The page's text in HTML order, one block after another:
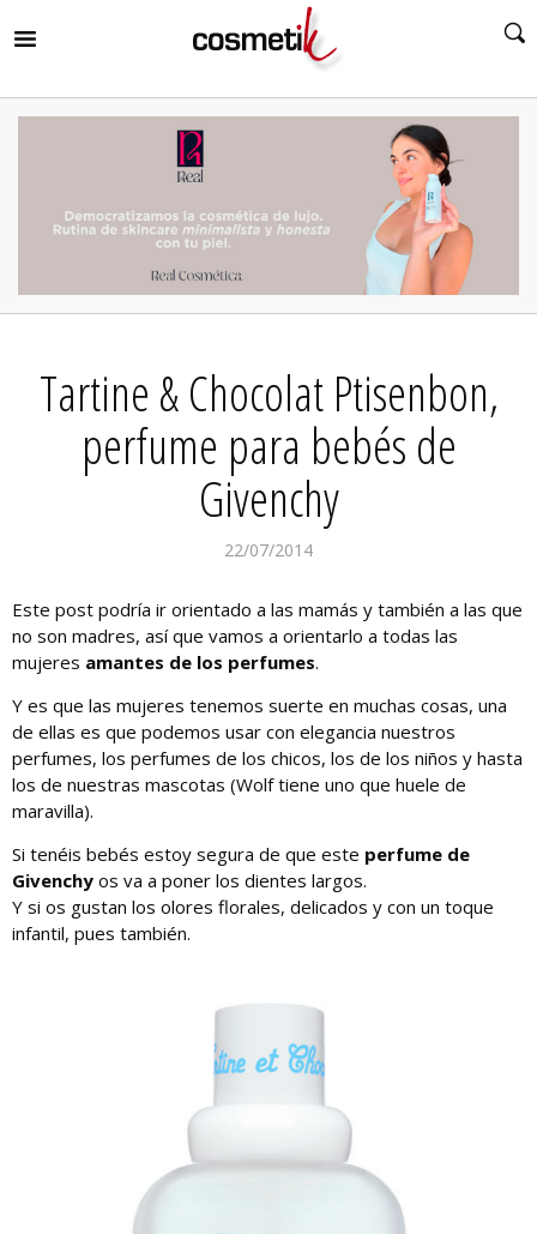
Tartine & Chocolat Ptisenbon,
perfume para bebés de
Givenchy
22/07/2014
Este post podría ir orientado a las mamás y también a las que
no son madres, así que vamos a orientarlo a todas las
mujeres amantes de los perfumes.
Y es que las mujeres tenemos suerte en muchas cosas, una
de ellas es que podemos usar con elegancia nuestros
perfumes, los perfumes de los chicos, los de los niños y hasta
los de nuestras mascotas (Wolf tiene uno que huele de
maravilla).
Si tenéis bebés estoy segura de que este perfume de
Givenchy os va a poner los dientes largos.
Y si os gustan los olores florales, delicados y con un toque
infantil, pues también.